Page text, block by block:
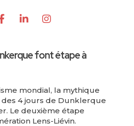
font étape à
mondial, la mythique
4 jours de Dunklerque
Le deuxième étape
Lens-Liévin.